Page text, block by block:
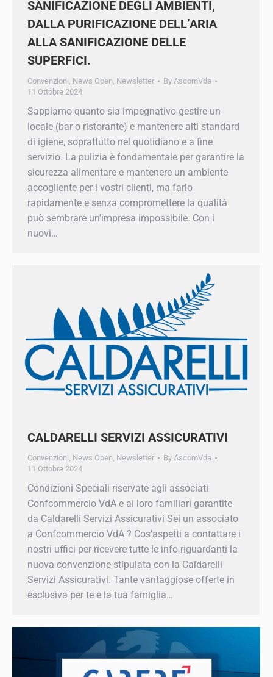
SANIFICAZIONE DEGLI AMBIENTI,
DALLA PURIFICAZIONE DELL’ARIA
ALLA SANIFICAZIONE DELLE
SUPERFICI.
Convenzioni, News Open, Newsletter By AscomVda
11 Ottobre 2024
Sappiamo quanto sia impegnativo gestire un
locale (bar o ristorante) e mantenere alti
standard di igiene, soprattutto nel quotidiano e a
fine servizio. La pulizia è fondamentale per
garantire la sicurezza alimentare e mantenere
un ambiente accogliente per i vostri clienti, ma
farlo rapidamente e senza compromettere la
qualità può sembrare un’impresa impossibile.
Con i nuovi…
CALDARELLI SERVIZI ASSICURATIVI
Convenzioni News Open Newsletter By AscomVda
11 Ottobre 2024
Condizioni Speciali riservate agli associati
Confcommercio VdA e ai loro familiari garantite
da Caldarelli Servizi Assicurativi Sei un
associato a Confcommercio VdA ? Cos’aspetti a
contattare i nostri uffici per ricevere tutte le info
riguardanti la nuova convenzione stipulata con
la Caldarelli Servizi Assicurativi. Tante
vantaggiose offerte in esclusiva per te e la tua